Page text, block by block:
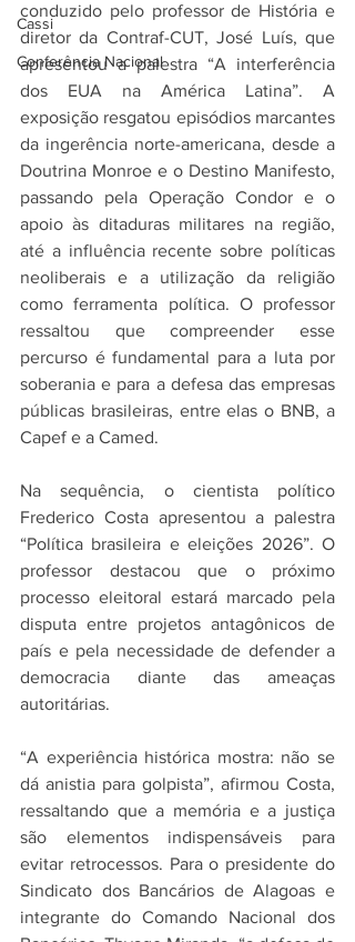
Cassi
Conferência Nacional
conduzido pelo professor de História e
diretor da Contraf-CUT, José Luís, que
apresentou a palestra “A interferência
dos EUA na América Latina”. A
exposição resgatou episódios marcantes
da ingerência norte-americana, desde a
Doutrina Monroe e o Destino Manifesto,
passando pela Operação Condor e o
apoio às ditaduras militares na região,
até a influência recente sobre políticas
neoliberais e a utilização da religião
como ferramenta política. O professor
ressaltou que compreender esse
percurso é fundamental para a luta por
soberania e para a defesa das empresas
públicas brasileiras, entre elas o BNB, a
Capef e a Camed.
Na sequência, o cientista político
Frederico Costa apresentou a palestra
“Política brasileira e eleições 2026”. O
professor destacou que o próximo
processo eleitoral estará marcado pela
disputa entre projetos antagônicos de
país e pela necessidade de defender a
democracia diante das ameaças
autoritárias.
“A experiência histórica mostra: não se
dá anistia para golpista”, afirmou Costa,
ressaltando que a memória e a justiça
são elementos indispensáveis para
evitar retrocessos. Para o presidente do
Sindicato dos Bancários de Alagoas e
integrante do Comando Nacional dos